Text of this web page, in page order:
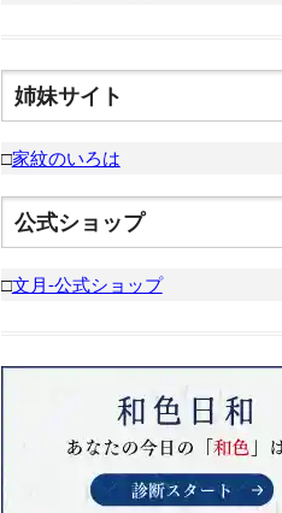
姉妹サイト
□家紋のいろは
公式ショップ
□文月-公式ショップ